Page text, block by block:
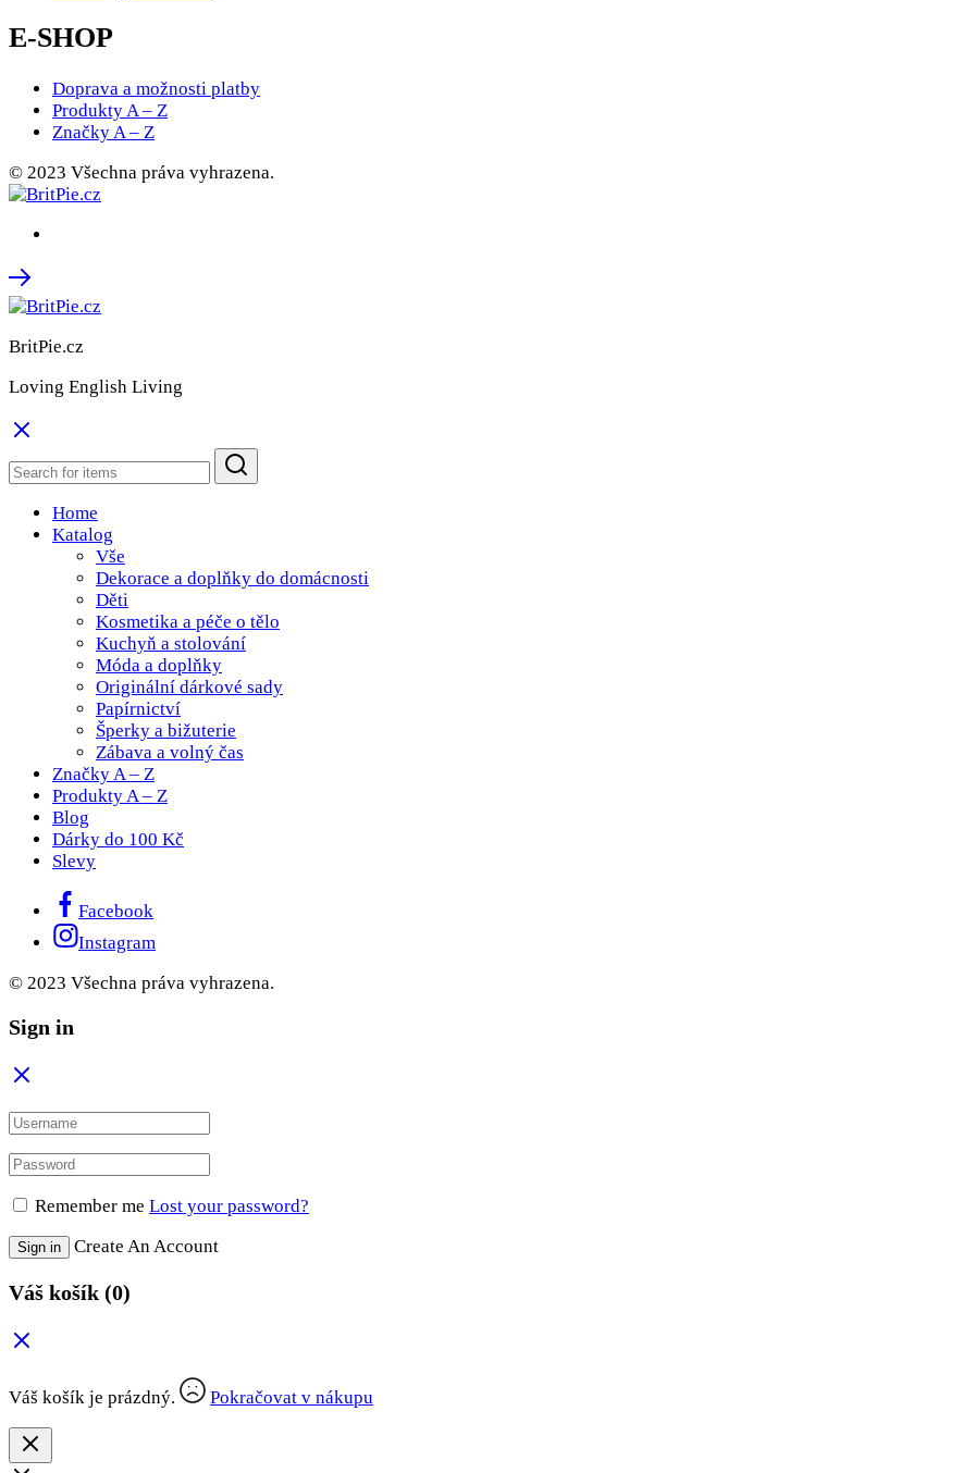
E-SHOP
Doprava a možnosti platby
Produkty A – Z
Značky A – Z
© 2023 Všechna práva vyhrazena.
BritPie.cz
Loving English Living
Home
Katalog
Vše
Dekorace a doplňky do domácnosti
Děti
Kosmetika a péče o tělo
Kuchyň a stolování
Móda a doplňky
Originální dárkové sady
Papírnictví
Šperky a bižuterie
Zábava a volný čas
Značky A – Z
Produkty A – Z
Blog
Dárky do 100 Kč
Slevy
Facebook
Instagram
© 2023 Všechna práva vyhrazena.
Sign in
Remember me Lost your password?
Sign in Create An Account
Váš košík (0)
Váš košík je prázdný. Pokračovat v nákupu